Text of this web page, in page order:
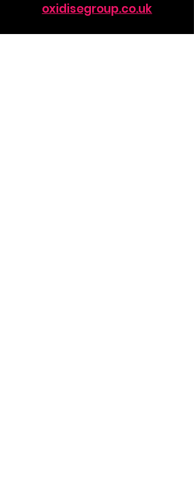
oxidisegroup.co.uk